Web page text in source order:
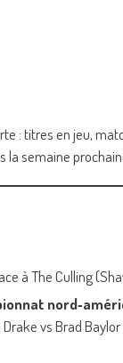
: titres en jeu,
la semaine
à The Culling
vs Brad